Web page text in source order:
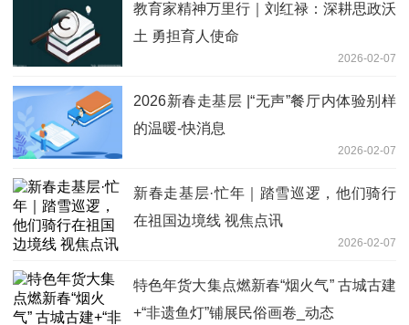
教育家精神万里行｜刘红禄：深耕思政沃
土 勇担育人使命
2026-02-07
2026新春走基层 |“无声”餐厅内体验别样
的温暖-快消息
2026-02-07
新春走基层·忙年｜踏雪巡逻，他们骑行
在祖国边境线 视焦点讯
2026-02-07
特色年货大集点燃新春“烟火气” 古城古建
+“非遗鱼灯”铺展民俗画卷_动态